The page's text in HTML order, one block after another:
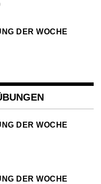
DER WOCHE (
DER WOCHE (
DER WOCHE (